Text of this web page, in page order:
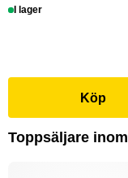
I lager
Köp
Toppsäljare